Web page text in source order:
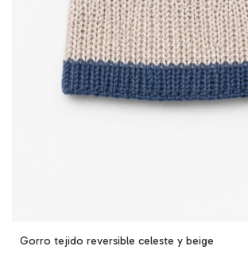
Gorro tejido reversible celeste y beige